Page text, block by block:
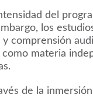
del
los
comprensión
materia
de la